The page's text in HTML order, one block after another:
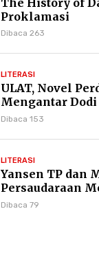
Proklamasi
Dibaca 263
LITERASI
ULAT, Novel
Mengantar
Puncak Karier
Dibaca 153
LITERASI
Yansen TP dan
Persaudaraan
Literasi Borneo
Dibaca 79